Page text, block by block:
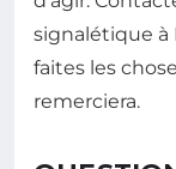
signalétique à
faites les
remerciera.